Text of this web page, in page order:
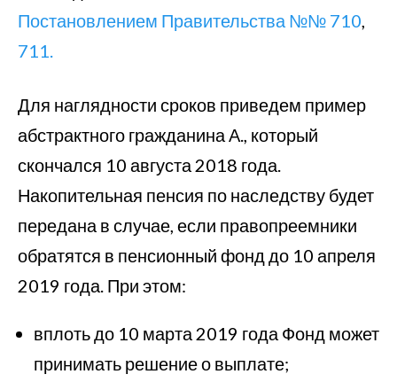
Постановлением Правительства №№ 710,
711.
Для наглядности сроков приведем пример
абстрактного гражданина А., который
скончался 10 августа 2018 года.
Накопительная пенсия по наследству будет
передана в случае, если правопреемники
обратятся в пенсионный фонд до 10 апреля
2019 года. При этом:
вплоть до 10 марта 2019 года Фонд может
принимать решение о выплате;